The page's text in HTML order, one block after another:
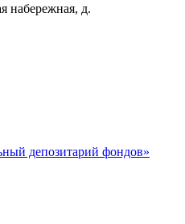
набережная, д.
депозитарий фондов»